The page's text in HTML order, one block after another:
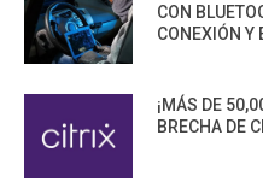
CON
CONEXIÓN Y
¡MÁS DE
BRECHA DE